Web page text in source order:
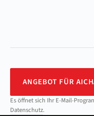
ANGEBOT FÜR
Es öffnet sich Ihr E-Mail-
Datenschutz.